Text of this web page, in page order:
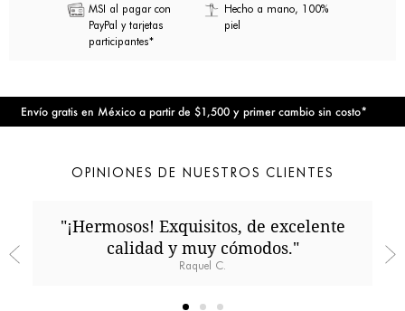
MSI al pagar con
PayPal y tarjetas
participantes*
Hecho a mano, 100%
piel
Envío gratis en México a partir de $1,500 y primer cambio sin costo*
OPINIONES DE NUESTROS CLIENTES
"¡Hermosos! Exquisitos, de excelente
calidad y muy cómodos."
Raquel C.